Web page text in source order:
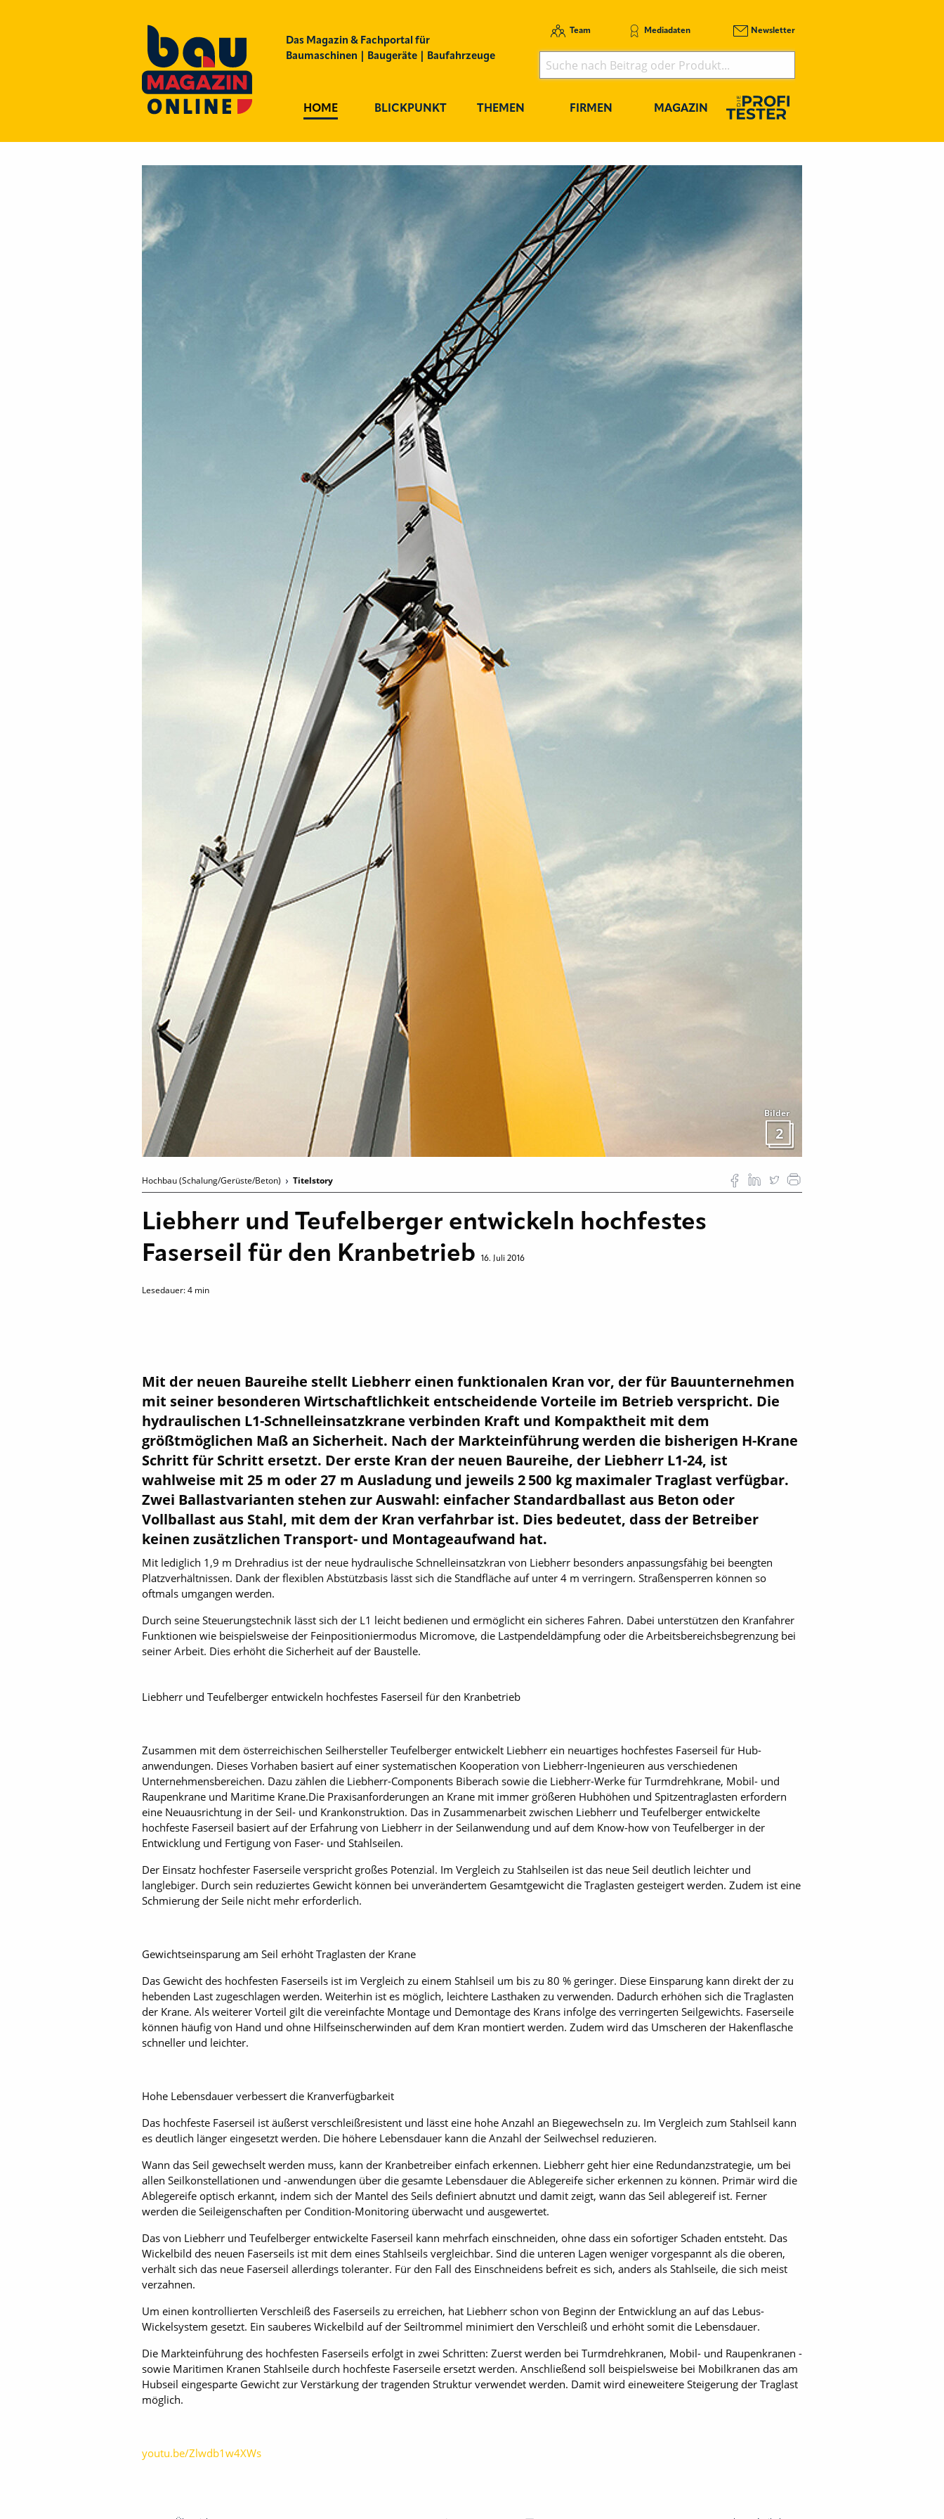
Das Magazin & Fachportal für
Baumaschinen | Baugeräte | Baufahrzeuge
Team Mediadaten Newsletter
HOME BLICKPUNKT THEMEN FIRMEN MAGAZIN
Bilder
2
Hochbau (Schalung/Gerüste/Beton) Titelstory
Liebherr und Teufelberger entwickeln hochfestes
Faserseil für den Kranbetrieb
16. Juli 2016
Lesedauer:4 min
Mit der neuen Baureihe stellt Liebherr einen funktionalen Kran vor, der für Bauunternehmen
mit seiner besonderen Wirtschaftlichkeit entscheidende Vorteile im Betrieb verspricht. Die
hydraulischen L1-Schnelleinsatzkrane verbinden Kraft und Kompaktheit mit dem
größtmöglichen Maß an Sicherheit. Nach der Markteinführung werden die bisherigen H-Krane
Schritt für Schritt ersetzt. Der erste Kran der neuen Baureihe, der Liebherr L1-24, ist
wahlweise mit 25 m oder 27 m Ausladung und jeweils 2 500 kg maximaler Traglast verfügbar.
Zwei Ballastvarianten stehen zur Auswahl: einfacher Standardballast aus Beton oder
Vollballast aus Stahl, mit dem der Kran verfahrbar ist. Dies bedeutet, dass der Betreiber
keinen zusätzlichen Transport- und Montageaufwand hat.
Mit lediglich 1,9 m Drehradius ist der neue hydraulische Schnelleinsatzkran von Liebherr besonders anpassungsfähig bei beengten
Platzverhältnissen. Dank der flexiblen Abstützbasis lässt sich die Standfläche auf unter 4 m verringern. Straßensperren können so
oftmals umgangen werden.
Durch seine Steuerungstechnik lässt sich der L1 leicht bedienen und ermöglicht ein sicheres Fahren. Dabei unterstützen den Kranfahrer
Funktionen wie beispielsweise der Feinpositioniermodus Micromove, die Lastpendeldämpfung oder die Arbeitsbereichsbegrenzung bei
seiner Arbeit. Dies erhöht die Sicherheit auf der Baustelle.
Liebherr und Teufelberger entwickeln hochfestes Faserseil für den Kranbetrieb
Zusammen mit dem österreichischen Seil­hersteller Teufelberger entwickelt Liebherr ein neuartiges hochfestes Faserseil für Hub­
anwendungen. Dieses Vorhaben basiert auf einer systematischen ­Kooperation von Liebherr-Ingenieuren aus verschiedenen
Unternehmensbereichen. Dazu zählen die Liebherr-Components Biberach sowie die Liebherr-Werke für Turmdrehkrane, Mobil- und
Raupenkrane und Maritime Krane.Die Praxisanforderungen an Krane mit immer größeren Hubhöhen und Spitzentrag­lasten erfordern
eine Neuausrichtung in der Seil- und Krankonstruktion. Das in Zusammenarbeit zwischen Liebherr und Teufelberger entwickelte
hochfeste Faserseil basiert auf der Erfahrung von Liebherr in der Seilanwendung und auf dem Know-how von Teufelberger in der
Entwicklung und Fertigung von Faser- und Stahlseilen.
Der Einsatz hochfester Faserseile verspricht großes Potenzial. Im Vergleich zu Stahlseilen ist das neue Seil deutlich leichter und
langlebiger. Durch sein reduziertes Gewicht können bei unverändertem Gesamtgewicht die Traglasten gesteigert werden. Zudem ist eine
Schmierung der Seile nicht mehr erforderlich.
Gewichtseinsparung am Seil erhöht Traglasten der Krane
Das Gewicht des hochfesten Faserseils ist im Vergleich zu einem Stahlseil um bis zu 80 % geringer. Diese Einsparung kann direkt der zu
hebenden Last zugeschlagen werden. Weiterhin ist es möglich, leichtere Lasthaken zu verwenden. Dadurch erhöhen sich die Traglasten
der Krane. Als weiterer Vorteil gilt die vereinfachte Montage und Demontage des Krans infolge des verringerten Seilgewichts. Faserseile
können häufig von Hand und ohne Hilfseinscherwinden auf dem Kran montiert werden. Zudem wird das Umscheren der Hakenflasche
schneller und leichter.
Hohe Lebensdauer verbessert die Kranverfügbarkeit
Das hochfeste Faserseil ist äußerst verschleißresistent und lässt eine hohe Anzahl an Biegewechseln zu. Im Vergleich zum Stahlseil kann
es deutlich länger eingesetzt werden. Die höhere Lebensdauer kann die Anzahl der Seilwechsel reduzieren.
Wann das Seil gewechselt werden muss, kann der Kranbetreiber einfach erkennen. Liebherr geht hier eine Redundanzstrategie, um bei
allen Seilkonstellationen und -anwendungen über die gesamte Lebensdauer die Ablegereife sicher erkennen zu können. Primär wird die
Ablegereife optisch erkannt, indem sich der Mantel des Seils definiert abnutzt und damit zeigt, wann das Seil ablegereif ist. Ferner
werden die Seileigenschaften per Condition-Monitoring überwacht und ausgewertet.
Das von Liebherr und Teufelberger entwickelte Faserseil kann mehrfach einschneiden, ohne dass ein sofortiger Schaden entsteht. Das
Wickelbild des neuen Faserseils ist mit dem eines Stahlseils vergleichbar. Sind die unteren Lagen weniger vorgespannt als die oberen,
verhält sich das neue Faserseil allerdings toleranter. Für den Fall des Einschneidens befreit es sich, anders als Stahlseile, die sich meist
verzahnen.
Um einen kontrollierten Verschleiß des Faserseils zu erreichen, hat Liebherr schon von Beginn der Entwicklung an auf das Lebus-
Wickelsystem gesetzt. Ein sauberes Wickelbild auf der Seiltrommel minimiert den Verschleiß und erhöht somit die Lebensdauer.
Die Markteinführung des hochfesten Faserseils erfolgt in zwei Schritten: Zuerst werden bei Turmdrehkranen, Mobil- und Raupen­kranen ­
sowie Maritimen Kranen Stahlseile durch ­hoch­feste Faserseile ersetzt werden. Anschließend soll beispielsweise bei Mobilkranen das am
Hubseil eingesparte ­Gewicht zur Verstärkung der tragenden Struktur ­verwendet werden. Damit wird eineweitere Steigerung der Traglast
möglich.
youtu.be/Zlwdb1w4XWs